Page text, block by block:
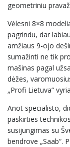
geometriniu
Vėlesni 8×8
pagrindu, dar
amžiaus 9-ojo
sumažinti ne tik
mašinas pagal
dėžes,
„Profi Lietuva“
Anot specialisto,
paskirties
susijungimas su
bendrove „Saab“.